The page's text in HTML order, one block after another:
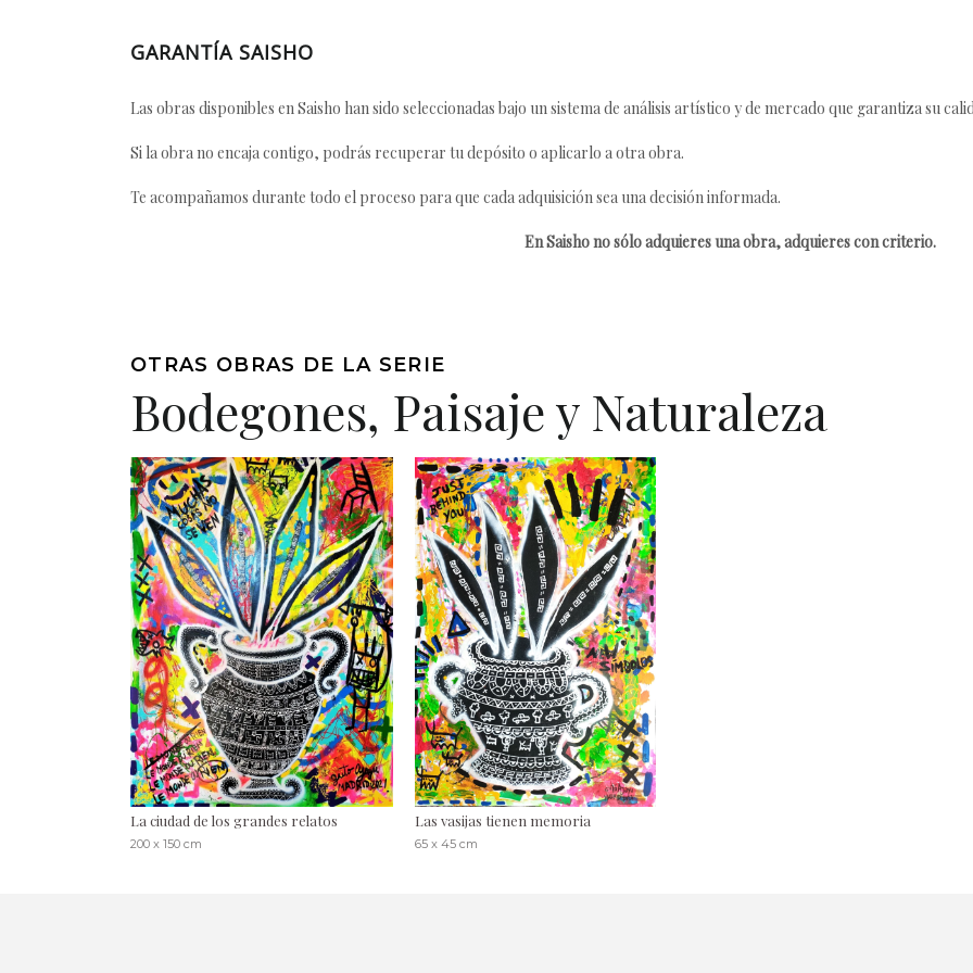
GARANTÍA SAISHO
Las obras disponibles en Saisho han sido seleccionadas bajo un sistema de análisis artístico y de mercado que garantiza su
Si la obra no encaja contigo, podrás recuperar tu depósito o aplicarlo a otra obra.
Te acompañamos durante todo el proceso para que cada adquisición sea una decisión informada.
En Saisho no sólo adquieres una obra, adquieres con criterio.
OTRAS OBRAS DE LA SERIE
Bodegones, Paisaje y Naturaleza
La ciudad de los grandes relatos
200 x 150 cm
Las vasijas tienen memoria
65 x 45 cm